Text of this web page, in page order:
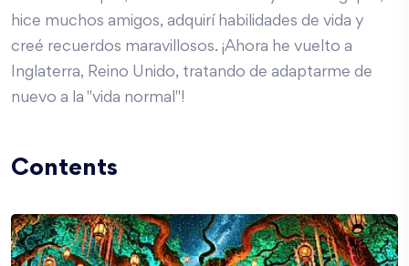
hice muchos amigos, adquirí habilidades de vida y
creé recuerdos maravillosos. ¡Ahora he vuelto a
Inglaterra, Reino Unido, tratando de adaptarme de
nuevo a la "vida normal"!
Contents